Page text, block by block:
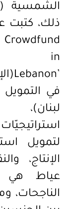
ذلك، كتبت
in
Lebanon’
(
في التمويل
استراتيجيّات
لتمويل
الإنتاج،
عياط هي
الناجحات،